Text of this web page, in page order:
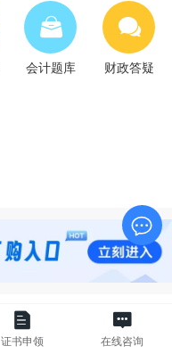
会计题库 财政答疑
证书申领 在线咨询